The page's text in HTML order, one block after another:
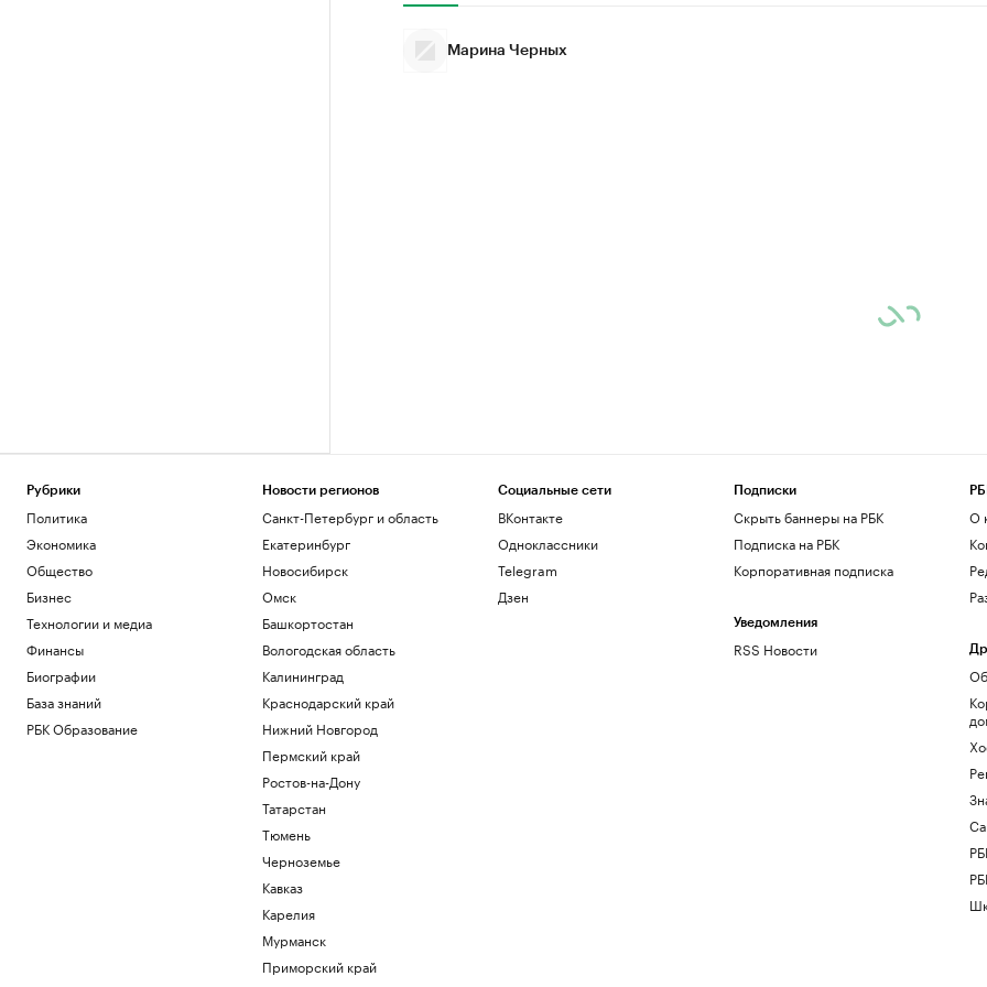
Марина Черных
Рубрики
Политика
Экономика
Общество
Бизнес
Технологии и медиа
Финансы
Биографии
База знаний
РБК Образование
Новости регионов
Санкт-Петербург и область
Екатеринбург
Новосибирск
Омск
Башкортостан
Вологодская область
Калининград
Краснодарский край
Нижний Новгород
Пермский край
Ростов-на-Дону
Татарстан
Тюмень
Черноземье
Кавказ
Карелия
Мурманск
Приморский край
Социальные сети
ВКонтакте
Одноклассники
Telegram
Дзен
Подписки
Скрыть баннеры на РБК
Подписка на РБК
Корпоративная подписка
Уведомления
RSS Новости
О